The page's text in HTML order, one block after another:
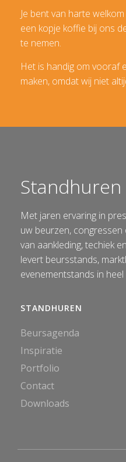
Je bent van harte
een kopje koffie bij ons
te nemen.
Het is handig om vooraf
maken, omdat wij niet
Standhuren
Met jaren ervaring in
uw beurzen,
van aankleding, techiek
levert beursstands,
evenementstands in
STANDHUREN
Beursagenda
Inspiratie
Portfolio
Contact
Downloads